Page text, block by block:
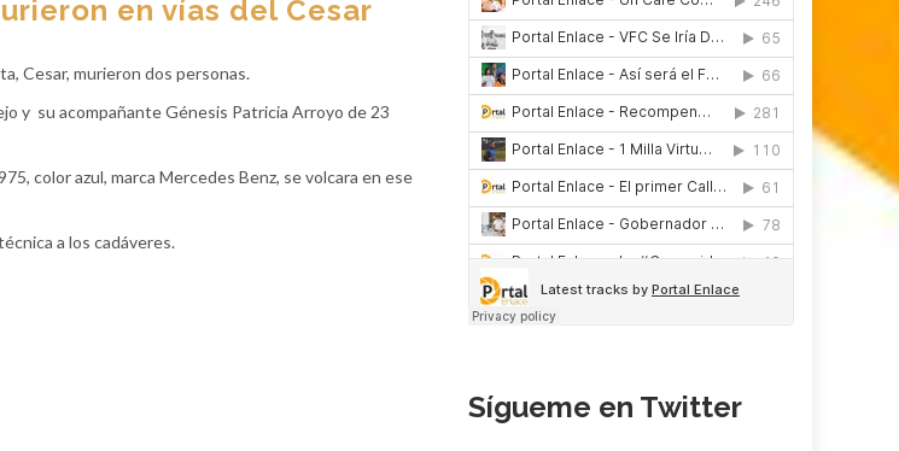
en vías del Cesar
Cesar, murieron dos personas.
y su acompañante Génesis Patricia Arroyo de 23
color azul, marca Mercedes Benz, se volcara en ese
a los cadáveres.
Sígueme en Twitter